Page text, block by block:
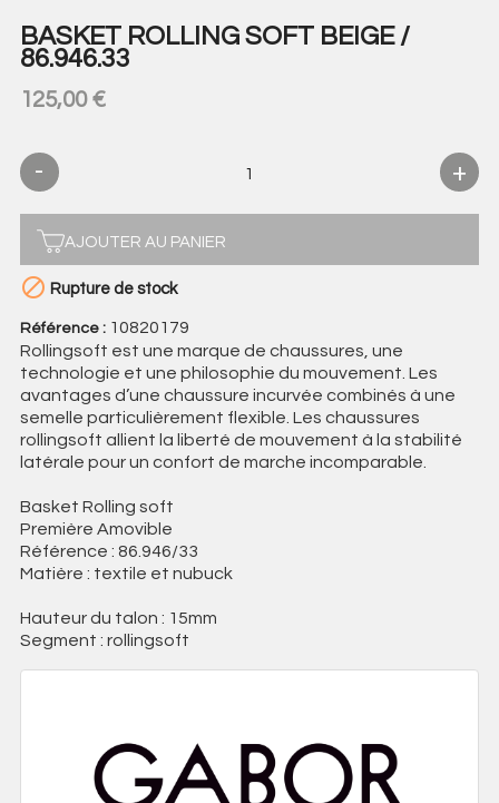
BASKET ROLLING SOFT BEIGE /
86.946.33
125,00 €
AJOUTER AU PANIER
 Rupture de stock
Référence : 10820179
Rollingsoft est une marque de chaussures, une
technologie et une philosophie du mouvement. Les
avantages d’une chaussure incurvée combinés à une
semelle particulièrement flexible. Les chaussures
rollingsoft allient la liberté de mouvement à la stabilité
latérale pour un confort de marche incomparable.
Basket Rolling soft
Première Amovible
Référence : 86.946/33
Matière : textile et nubuck
Hauteur du talon : 15mm
Segment : rollingsoft